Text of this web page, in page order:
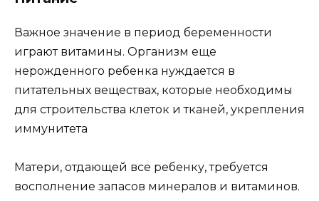
Важное значение в период беременности
играют витамины. Организм еще
нерожденного ребенка нуждается в
питательных веществах, которые необходимы
для строительства клеток и тканей, укрепления
иммунитета
Матери, отдающей все ребенку, требуется
восполнение запасов минералов и витаминов.